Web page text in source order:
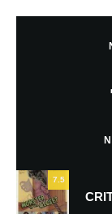
7.5